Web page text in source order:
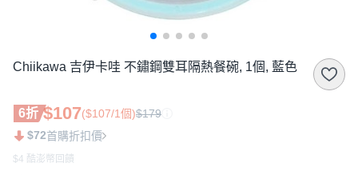
Chiikawa 吉伊卡哇 不鏽鋼雙耳隔熱餐碗, 1個, 藍色
6折 $107($107/1個)$179
$72首購折扣價
$4 酷澎幣回饋